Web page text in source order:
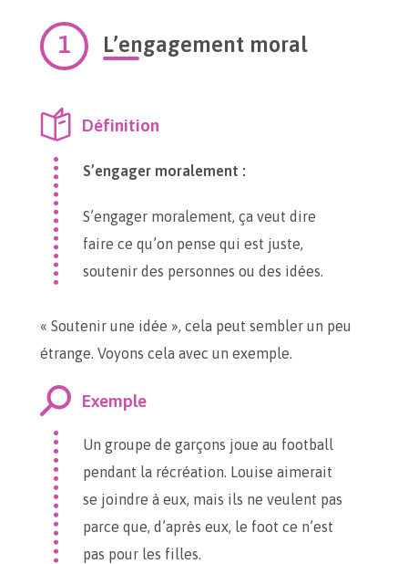
L’engagement moral
Définition
S’engager moralement :
S’engager moralement, ça veut dire
faire ce qu’on pense qui est juste,
soutenir des personnes ou des idées.
« Soutenir une idée », cela peut sembler un peu
étrange. Voyons cela avec un exemple.
Exemple
Un groupe de garçons joue au football
pendant la récréation. Louise aimerait
se joindre à eux, mais ils ne veulent pas
parce que, d’après eux, le foot ce n’est
pas pour les filles.